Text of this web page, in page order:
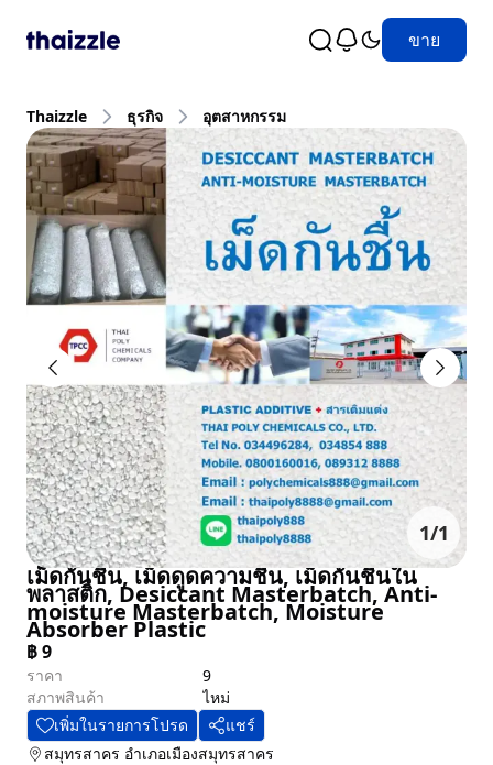
ขาย
Thaizzle ธุรกิจ อุตสาหกรรม
1/1
เม็ดกันชื้น, เม็ดดูดความชื้น, เม็ดกันชื้นใน
พลาสติก, Desiccant Masterbatch, Anti-
moisture Masterbatch, Moisture
Absorber Plastic
฿9
ราคา
9
สภาพสินค้า
ไหม่
เพิ่มในรายการโปรด
แชร์
สมุทรสาคร อำเภอเมืองสมุทรสาคร